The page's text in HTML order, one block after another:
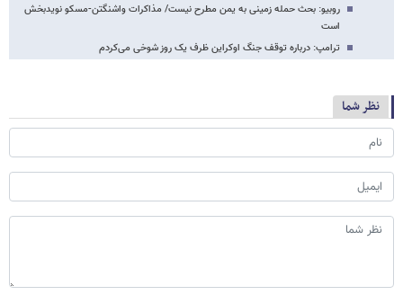
روبیو: بحث حمله زمینی به یمن مطرح نیست/ مذاکرات واشنگتن-مسکو نویدبخش
است
ترامپ: درباره توقف جنگ اوکراین ظرف یک روز شوخی می‌کردم
نظر شما